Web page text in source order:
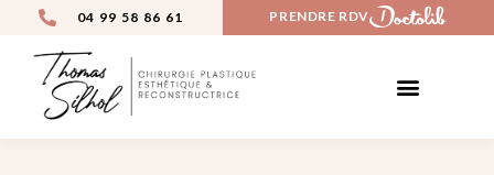
04 99 58 86 61 PRENDRE RDV